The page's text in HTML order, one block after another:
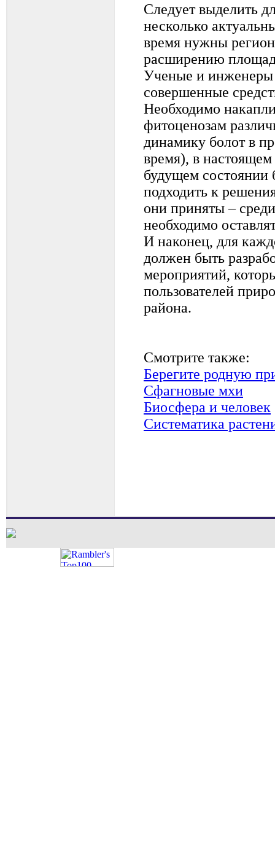
Следует выделить
несколько
время нужны
расширению
Ученые и инженеры
совершенные
Необходимо
фитоценозам
динамику болот в
время), в настоящем
будущем состоянии
подходить к
они приняты –
необходимо
И наконец, для
должен быть
мероприятий,
пользователей
района.
Смотрите также:
Берегите родную
Сфагновые мхи
Биосфера и человек
Систематика